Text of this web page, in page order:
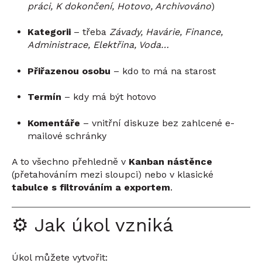
práci, K dokončení, Hotovo, Archivováno)
Kategorii – třeba Závady, Havárie, Finance,
Administrace, Elektřina, Voda…
Přiřazenou osobu – kdo to má na starost
Termín – kdy má být hotovo
Komentáře – vnitřní diskuze bez zahlcené e-
mailové schránky
A to všechno přehledně v Kanban nástěnce
(přetahováním mezi sloupci) nebo v klasické
tabulce s filtrováním a exportem.
⚙️ Jak úkol vzniká
Úkol můžete vytvořit: